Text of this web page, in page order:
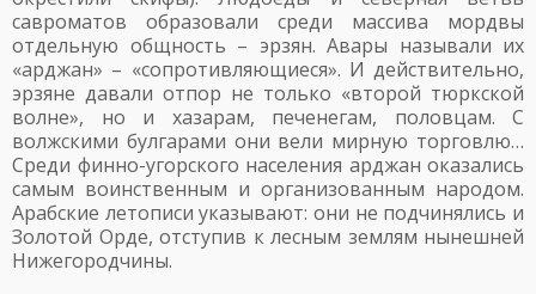
савроматов образовали среди массива мордвы
отдельную общность – эрзян. Авары называли их
«арджан» – «сопротивляющиеся». И действительно,
эрзяне давали отпор не только «второй тюркской
волне», но и хазарам, печенегам, половцам. С
волжскими булгарами они вели мирную торговлю…
Среди финно-угорского населения арджан оказались
самым воинственным и организованным народом.
Арабские летописи указывают: они не подчинялись и
Золотой Орде, отступив к лесным землям нынешней
Нижегородчины.